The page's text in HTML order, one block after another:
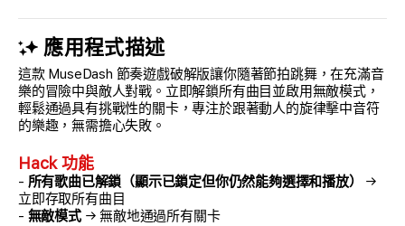
應用程式描述
這款 MuseDash 節奏遊戲破解版讓你隨著節拍跳舞，在充滿音
樂的冒險中與敵人對戰。立即解鎖所有曲目並啟用無敵模式，
輕鬆通過具有挑戰性的關卡，專注於跟著動人的旋律擊中音符
的樂趣，無需擔心失敗。
Hack 功能
- 所有歌曲已解鎖（顯示已鎖定但你仍然能夠選擇和播放）
→
立即存取所有曲目
- 無敵模式→ 無敵地通過所有關卡